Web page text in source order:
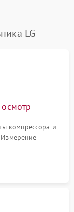
LG
компрессора и
Измерение
термостата и
дисплея.